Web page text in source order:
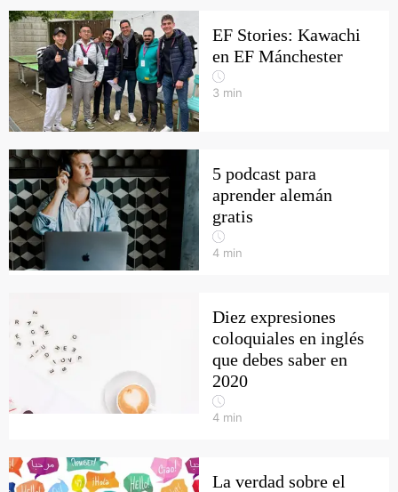
EF Stories: Kawachi
en EF Mánchester
3 min
5 podcast para
aprender alemán
gratis
4 min
Diez expresiones
coloquiales en inglés
que debes saber en
2020
4 min
La verdad sobre el